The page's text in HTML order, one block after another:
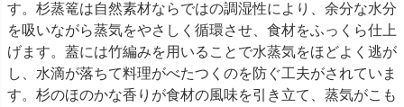
す。杉蒸篭は自然素材ならではの調湿性により、余分な水分
を吸いながら蒸気をやさしく循環させ、食材をふっくら仕上
げます。蓋には竹編みを用いることで水蒸気をほどよく逃が
し、水滴が落ちて料理がべたつくのを防ぐ工夫がされていま
す。杉のほのかな香りが食材の風味を引き立て、蒸気がこも